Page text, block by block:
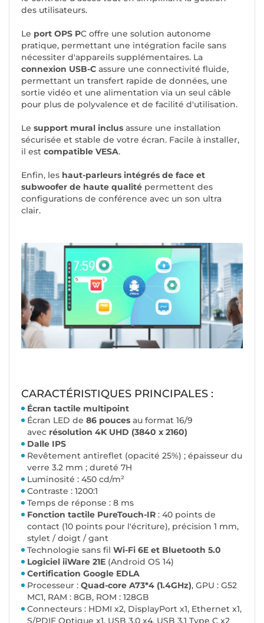
des utilisateurs.
Le port OPS PC offre une solution autonome
pratique, permettant une intégration facile sans
nécessiter d'appareils supplémentaires. La
connexion USB-C assure une connectivité fluide,
permettant un transfert rapide de données, une
sortie vidéo et une alimentation via un seul câble
pour plus de polyvalence et de facilité d'utilisation.
Le support mural inclus assure une installation
sécurisée et stable de votre écran. Facile à installer,
il est compatible VESA.
Enfin, les haut-parleurs intégrés de face et
subwoofer de haute qualité permettent des
configurations de conférence avec un son ultra
clair.
CARACTÉRISTIQUES PRINCIPALES :
Écran tactile multipoint
Écran LED de 86 pouces au format 16/9
avec résolution 4K UHD (3840 x 2160)
Dalle IPS
Revêtement antireflet (opacité 25%) ; épaisseur du
verre 3.2 mm ; dureté 7H
Luminosité : 450 cd/m²
Contraste : 1200:1
Temps de réponse : 8 ms
Fonction tactile PureTouch-IR : 40 points de
contact (10 points pour l'écriture), précision 1 mm,
stylet / doigt / gant
Technologie sans fil Wi-Fi 6E et Bluetooth 5.0
Logiciel iiWare 21E (Android OS 14)
Certification Google EDLA
Processeur : Quad-core A73*4 (1.4GHz), GPU : G52
MC1, RAM : 8GB, ROM : 128GB
Connecteurs : HDMI x2, DisplayPort x1, Ethernet x1,
S/PDIF Optique x1, USB 3.0 x4, USB 3.1 Type C x2